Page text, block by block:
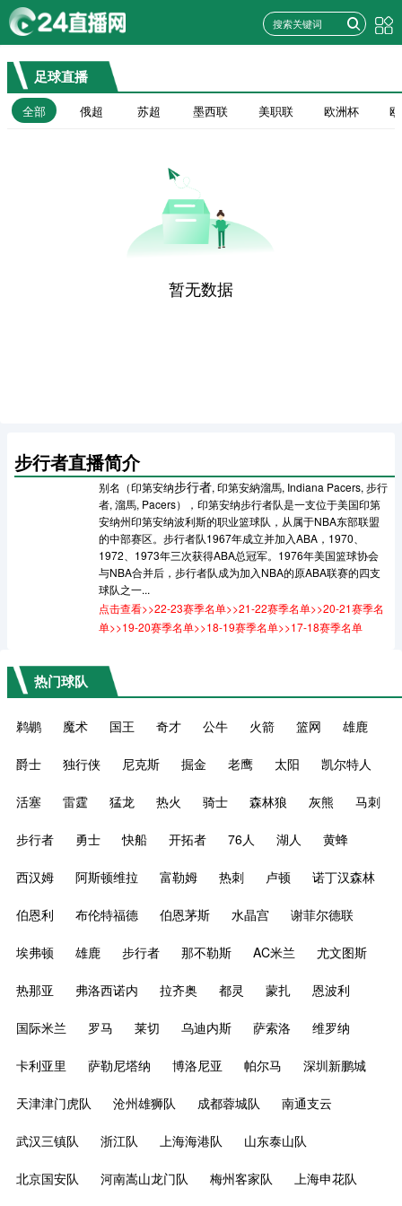
足球直播
全部 俄超 苏超 墨西联 美职联 欧洲杯
暂无数据
步行者直播简介
别名（印第安纳步行者, 印第安納溜馬, Indiana Pacers, 步行
者, 溜馬, Pacers），印第安纳步行者队是一支位于美国印第
安纳州印第安纳波利斯的职业篮球队，从属于NBA东部联盟
的中部赛区。步行者队1967年成立并加入ABA，1970、
1972、1973年三次获得ABA总冠军。1976年美国篮球协会
与NBA合并后，步行者队成为加入NBA的原ABA联赛的四支
球队之一...
点击查看>>22-23赛季名单>>21-22赛季名单>>20-21赛季名
单>>19-20赛季名单>>18-19赛季名单>>17-18赛季名单
热门球队
鹈鹕 魔术 国王 奇才 公牛 火箭 篮网 雄鹿
爵士 独行侠 尼克斯 掘金 老鹰 太阳 凯尔特人
活塞 雷霆 猛龙 热火 骑士 森林狼 灰熊 马刺
步行者 勇士 快船 开拓者 76人 湖人 黄蜂
西汉姆 阿斯顿维拉 富勒姆 热刺 卢顿 诺丁汉森林
伯恩利 布伦特福德 伯恩茅斯 水晶宫 谢菲尔德联
埃弗顿 雄鹿 步行者 那不勒斯 AC米兰 尤文图斯
热那亚 弗洛西诺内 拉齐奥 都灵 蒙扎 恩波利
国际米兰 罗马 莱切 乌迪内斯 萨索洛 维罗纳
卡利亚里 萨勒尼塔纳 博洛尼亚 帕尔马 深圳新鹏城
天津津门虎队 沧州雄狮队 成都蓉城队 南通支云
武汉三镇队 浙江队 上海海港队 山东泰山队
北京国安队 河南嵩山龙门队 梅州客家队 上海申花队